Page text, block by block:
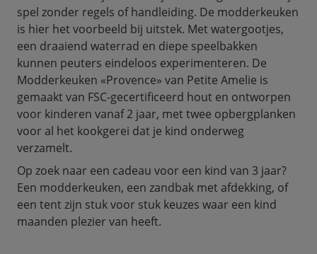
spel zonder regels of handleiding. De modderkeuken
is hier het voorbeeld bij uitstek. Met watergootjes,
een draaiend waterrad en diepe speelbakken
kunnen peuters eindeloos experimenteren. De
Modderkeuken «Provence» van Petite Amelie is
gemaakt van FSC-gecertificeerd hout en ontworpen
voor kinderen vanaf 2 jaar, met twee opbergplanken
voor al het kookgerei dat je kind onderweg
verzamelt.
Op zoek naar een cadeau voor een kind van 3 jaar?
Een modderkeuken, een zandbak met afdekking, of
een tent zijn stuk voor stuk keuzes waar een kind
maanden plezier van heeft.